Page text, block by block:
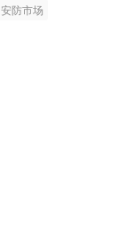
安防市场